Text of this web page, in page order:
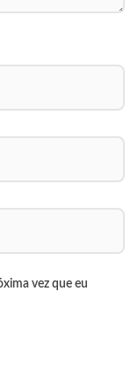
vez que eu